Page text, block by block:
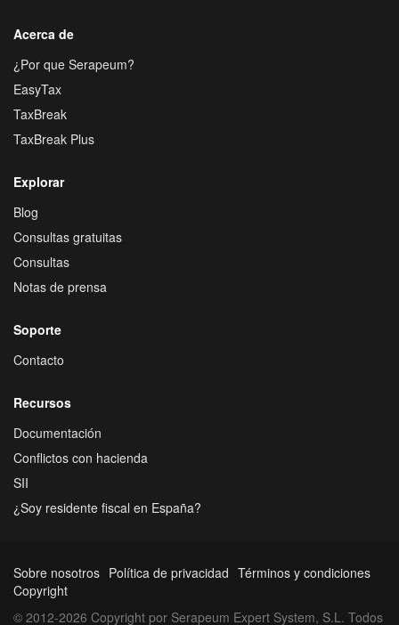
Acerca de
¿Por que Serapeum?
EasyTax
TaxBreak
TaxBreak Plus
Explorar
Blog
Consultas gratuitas
Consultas
Notas de prensa
Soporte
Contacto
Recursos
Documentación
Conflictos con hacienda
SII
¿Soy residente fiscal en España?
Sobre nosotros Política de privacidad Términos y condiciones
Copyright
© 2012-2026 Copyright por Serapeum Expert System, S.L. Todos